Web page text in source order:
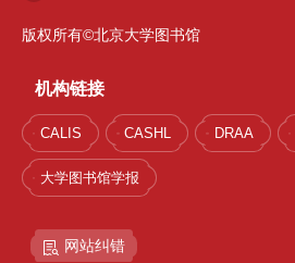
版权所有©北京大学图书馆
机构链接
CALIS CASHL DRAA
大学图书馆学报
网站纠错